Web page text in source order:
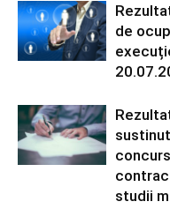
de
studii